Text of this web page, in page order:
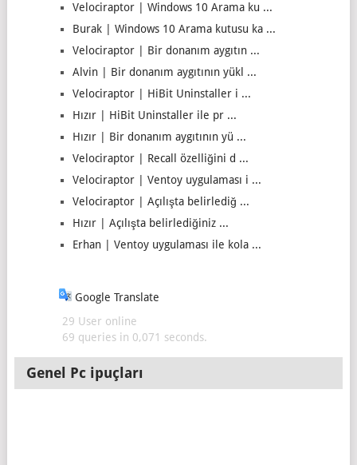
Velociraptor | Windows 10 Arama ku ...
Burak | Windows 10 Arama kutusu ka ...
Velociraptor | Bir donanım aygıtın ...
Alvin | Bir donanım aygıtının yükl ...
Velociraptor | HiBit Uninstaller i ...
Hızır | HiBit Uninstaller ile pr ...
Hızır | Bir donanım aygıtının yü ...
Velociraptor | Recall özelliğini d ...
Velociraptor | Ventoy uygulaması i ...
Velociraptor | Açılışta belirlediğ ...
Hızır | Açılışta belirlediğiniz ...
Erhan | Ventoy uygulaması ile kola ...
Google Translate
29 User online
69 queries in 0,071 seconds.
Genel Pc ipuçları